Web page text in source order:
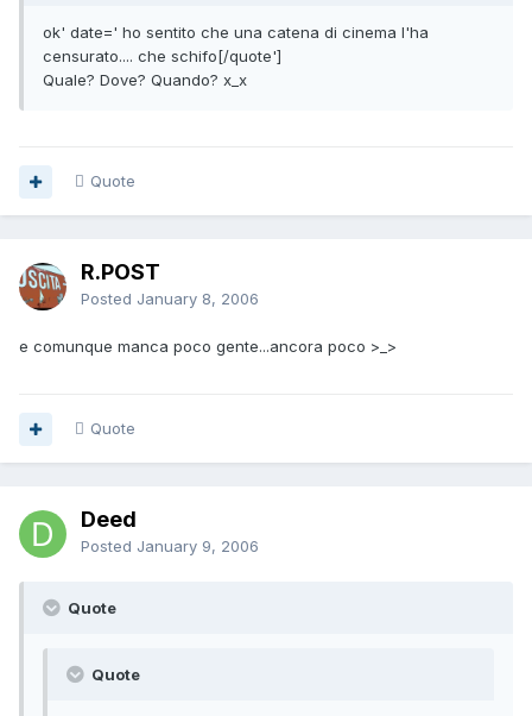
ok' date=' ho sentito che una catena di cinema l'ha
censurato.... che schifo[/quote']
Quale? Dove? Quando? x_x
Quote
R.POST
Posted January 8, 2006
e comunque manca poco gente...ancora poco >_>
Quote
Deed
Posted January 9, 2006
Quote
Quote